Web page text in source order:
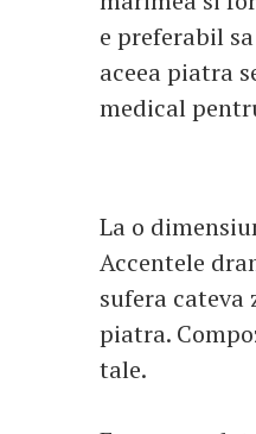
e preferabil
aceea piatra
medical
La o
Accentele
sufera cateva
piatra.
tale.